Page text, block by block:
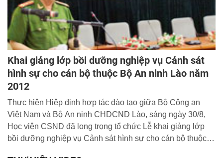
Khai giảng lớp bồi dưỡng nghiệp vụ Cảnh sát
hình sự cho cán bộ thuộc Bộ An ninh Lào năm
2012
Thực hiện Hiệp định hợp tác đào tạo giữa Bộ Công an
Việt Nam và Bộ An ninh CHDCND Lào, sáng ngày 30/8,
Học viện CSND đã long trọng tổ chức Lễ khai giảng lớp
bồi dưỡng nghiệp vụ Cảnh sát hình sự cho cán bộ thuộc